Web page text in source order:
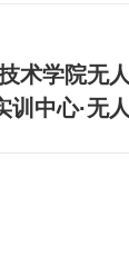
术学院无
训中心·无